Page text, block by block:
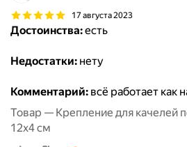
17 августа 2023
Достоинства:есть
Недостатки: нету
Комментарий: всё работает как
Товар — Крепление для качелей
12х4 см